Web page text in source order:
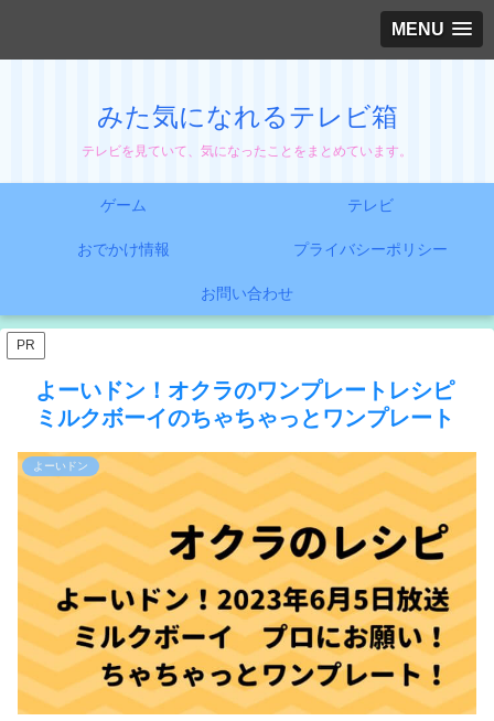
MENU
みた気になれるテレビ箱
テレビを見ていて、気になったことをまとめています。
ゲーム テレビ
おでかけ情報 プライバシーポリシー
お問い合わせ
PR
よーいドン！オクラのワンプレートレシピ
ミルクボーイのちゃちゃっとワンプレート
よーいドン